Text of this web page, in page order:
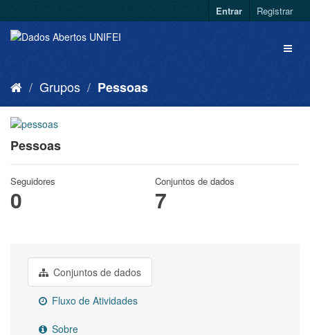
Entrar Registrar
Grupos Pessoas
Pessoas
Seguidores
0
Conjuntos de dados
7
Conjuntos de dados
Fluxo de Atividades
Sobre